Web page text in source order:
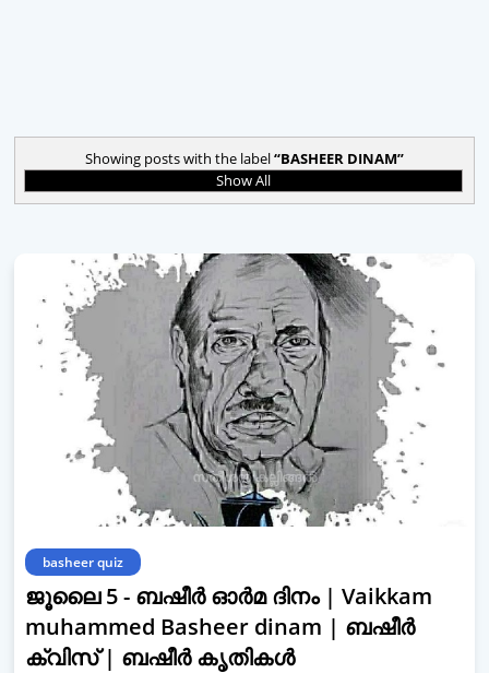
Showing posts with the label BASHEER DINAM
Show All
basheer quiz
ജൂലൈ 5 - ബഷീർ ഓർമ ദിനം | Vaikkam
muhammed Basheer dinam | ബഷീർ
ക്വിസ് | ബഷീർ കൃതികള്‍